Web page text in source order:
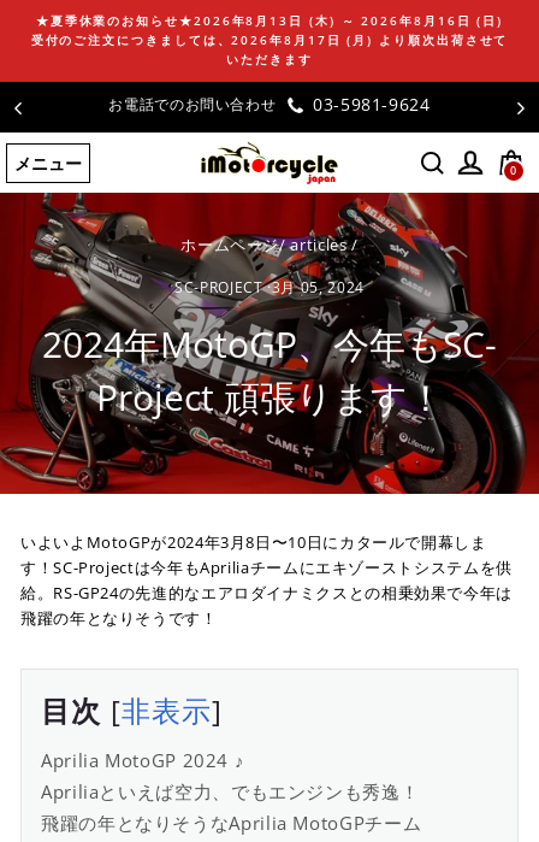
ン
ツ
に
ス
キ
★夏季休業のお知らせ★2026年8月13日 (木) ～ 2026年8月16日 (日)
受付のご注文につきましては、2026年8月17日 (月) より順次出荷させて
いただきます
お電話でのお問い合わせ 03-5981-9624
メニュー 0
ホームページ/ articles /
SC-PROJECT·3月 05, 2024
2024年MotoGP、今年もSC-
Project 頑張ります！
いよいよMotoGPが2024年3月8日〜10日にカタールで開幕しま
す！SC-Projectは今年もApriliaチームにエキゾーストシステムを供
給。RS-GP24の先進的なエアロダイナミクスとの相乗効果で今年は
飛躍の年となりそうです！
目次 非表示
Aprilia MotoGP 2024 ♪
Apriliaといえば空力、でもエンジンも秀逸！
飛躍の年となりそうなAprilia MotoGPチーム